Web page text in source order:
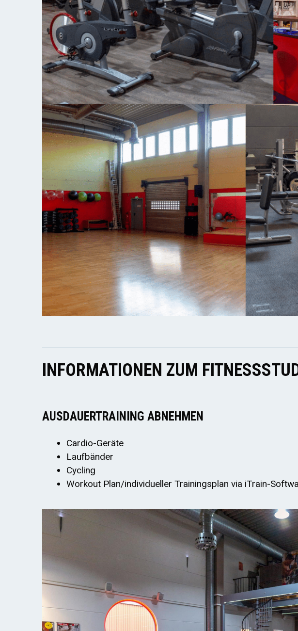
INFORMATIONEN ZUM
AUSDAUERTRAINING ABNEHMEN
Cardio-Geräte
Laufbänder
Cycling
Workout Plan/individueller Trainingsplan via iTrain-